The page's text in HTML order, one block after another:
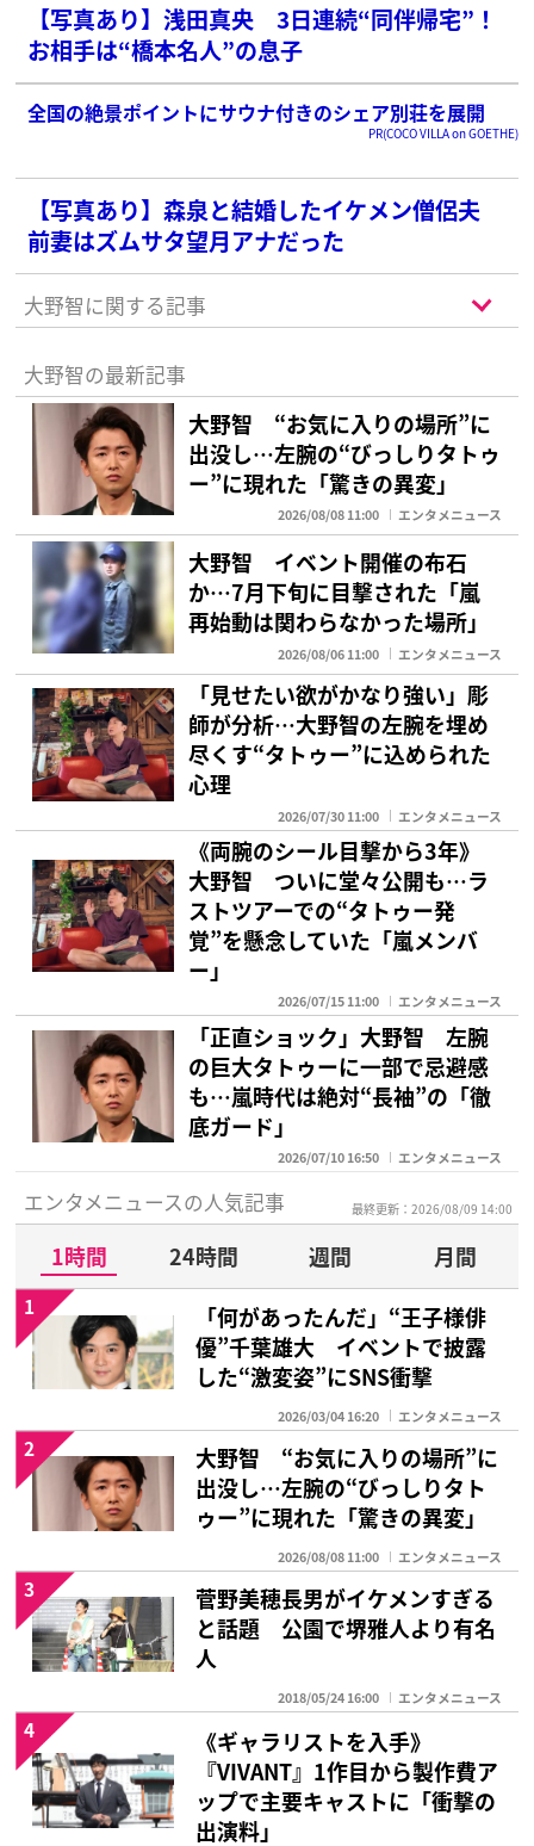
【写真あり】浅田真央 3日連続“同伴帰宅”！
お相手は“橋本名人”の息子
全国の絶景ポイントにサウナ付きのシェア別荘を展開
PR(COCO VILLA on GOETHE)
【写真あり】森泉と結婚したイケメン僧侶夫
前妻はズムサタ望月アナだった
大野智に関する記事
大野智の最新記事
大野智 “お気に入りの場所”に
出没し…左腕の“びっしりタトゥ
ー”に現れた「驚きの異変」
2026/08/08 11:00 エンタメニュース
大野智 イベント開催の布石
か…7月下旬に目撃された「嵐
再始動は関わらなかった場所」
2026/08/06 11:00 エンタメニュース
「見せたい欲がかなり強い」彫
師が分析…大野智の左腕を埋め
尽くす“タトゥー”に込められた
心理
2026/07/30 11:00 エンタメニュース
《両腕のシール目撃から3年》
大野智 ついに堂々公開も…ラ
ストツアーでの“タトゥー発
覚”を懸念していた「嵐メンバ
ー」
2026/07/15 11:00 エンタメニュース
「正直ショック」大野智 左腕
の巨大タトゥーに一部で忌避感
も…嵐時代は絶対“長袖”の「徹
底ガード」
2026/07/10 16:50 エンタメニュース
エンタメニュースの人気記事 最終更新：2026/08/09 14:00
1時間 24時間 週間
月間
「何があったんだ」“王子様俳
優”千葉雄大 イベントで披露
した“激変姿”にSNS衝撃
2026/03/04 16:20 エンタメニュース
1
大野智 “お気に入りの場所”に
出没し…左腕の“びっしりタト
ゥー”に現れた「驚きの異変」
2026/08/08 11:00 エンタメニュース
2
菅野美穂長男がイケメンすぎる
と話題 公園で堺雅人より有名
人
2018/05/24 16:00 エンタメニュース
3
《ギャラリストを入手》
『VIVANT』1作目から製作費ア
ップで主要キャストに「衝撃の
出演料」
4